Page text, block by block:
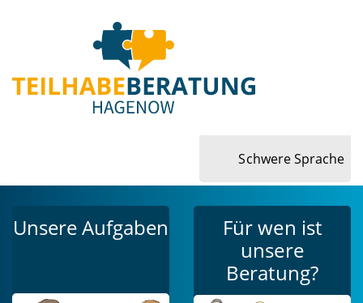
Schwere Sprache
Unsere Aufgaben
Für wen ist
unsere
Beratung?